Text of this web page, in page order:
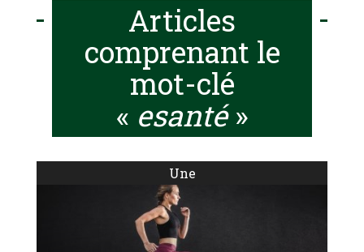
Articles
comprenant le
mot-clé
« esanté»
Une